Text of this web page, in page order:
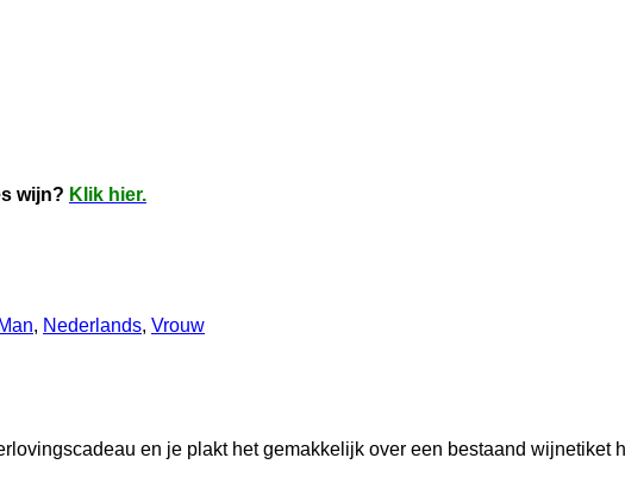
wijn? Klik hier.
Man, Nederlands, Vrouw
en je plakt het gemakkelijk over een bestaand wijnetiket